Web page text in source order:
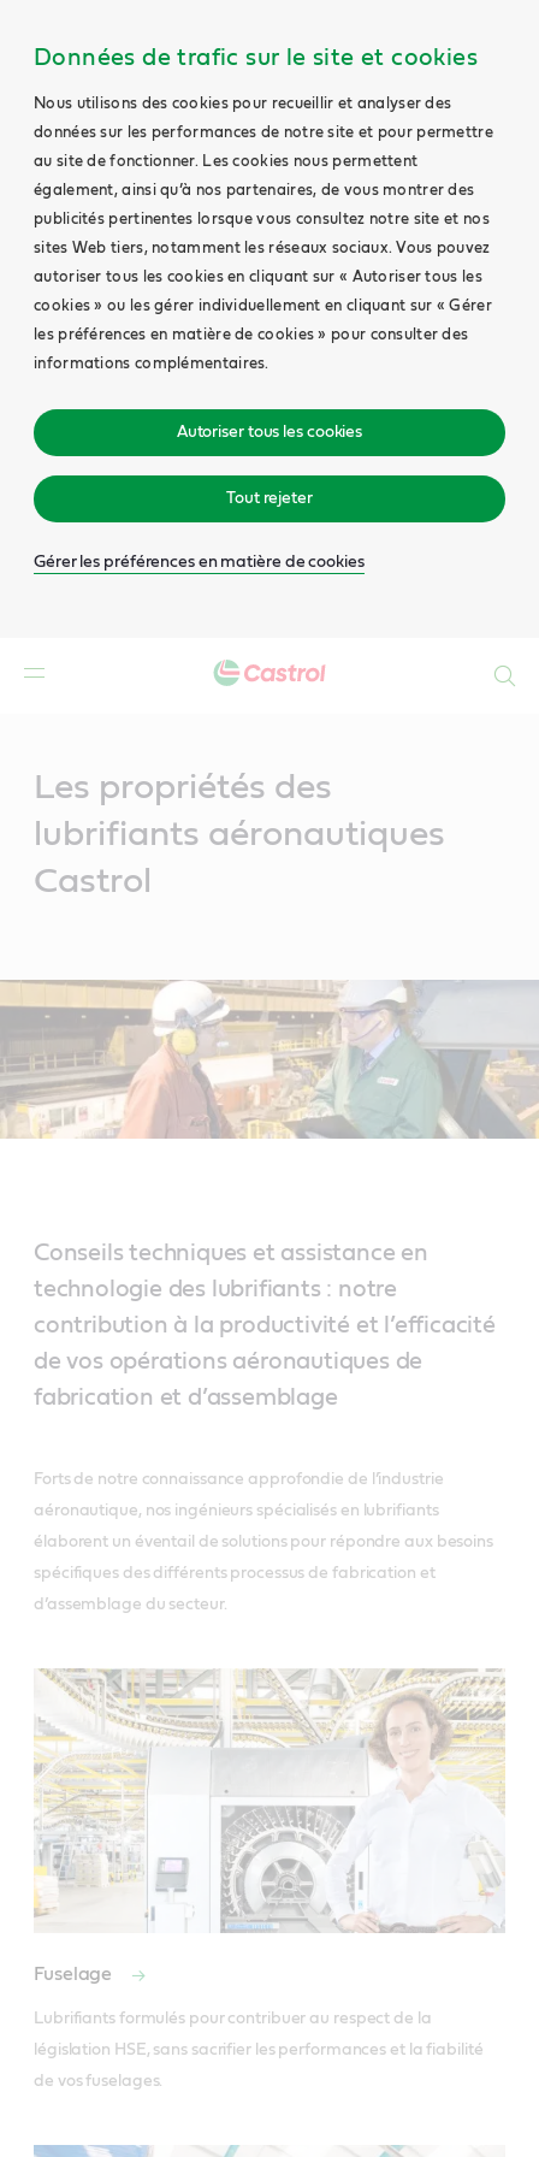
Données de trafic sur le site et cookies
Nous utilisons des cookies pour recueillir et analyser des
données sur les performances de notre site et pour permettre
au site de fonctionner. Les cookies nous permettent
également, ainsi qu’à nos partenaires, de vous montrer des
publicités pertinentes lorsque vous consultez notre site et nos
sites Web tiers, notamment les réseaux sociaux. Vous pouvez
autoriser tous les cookies en cliquant sur « Autoriser tous les
cookies » ou les gérer individuellement en cliquant sur « Gérer
les préférences en matière de cookies » pour consulter des
informations complémentaires.
Autoriser tous les cookies
Tout rejeter
Gérer les préférences en matière de cookies
Les propriétés des
lubrifiants aéronautiques
Castrol
Conseils techniques et assistance en
technologie des lubrifiants : notre
contribution à la productivité et l’efficacité
de vos opérations aéronautiques de
fabrication et d’assemblage
Forts de notre connaissance approfondie de l’industrie
aéronautique, nos ingénieurs spécialisés en lubrifiants
élaborent un éventail de solutions pour répondre aux besoins
spécifiques des différents processus de fabrication et
d’assemblage du secteur.
Fuselage
Lubrifiants formulés pour contribuer au respect de la
législation HSE, sans sacrifier les performances et la fiabilité
de vos fuselages.